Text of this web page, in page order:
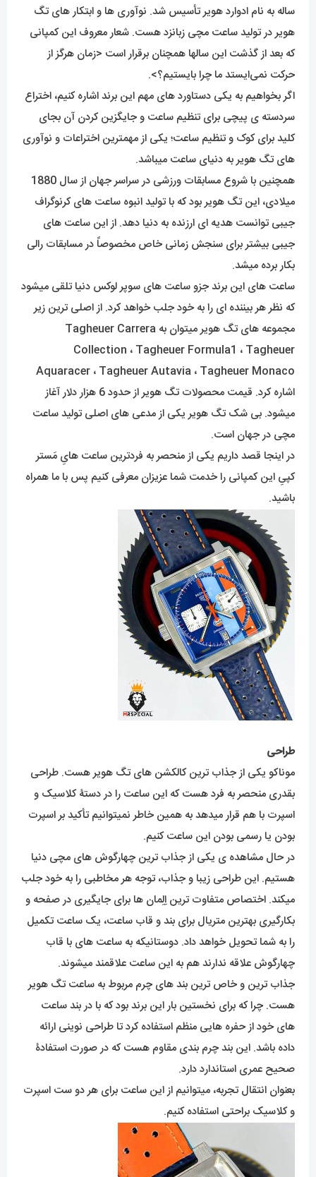
ساله به نام ادوارد هویر تأسیس شد. نوآوری ها و ابتکار های تگ
هویر در تولید ساعت مچی زبانزد هست. شعار معروف این کمپانی
که بعد از گذشت این سالها همچنان برقرار است <زمان هرگز از
حرکت نمی‌ایستد ما چرا بایستیم؟>.
اگر بخواهیم به یکی دستاورد های مهم این برند اشاره کنیم، اختراع
سردسته ی پیچی برای تنظیم ساعت و جایگزین کردن آن بجای
کلید برای کوک و تنظیم ساعت؛ یکی از مهمترین اختراعات و نوآوری
های تگ هویر به دنیای ساعت میباشد.
همچنین با شروع مسابقات ورزشی در سراسر جهان از سال 1880
میلادی، این تگ هویر بود که با تولید انبوه ساعت های کرنوگراف
جیبی توانست هدیه ای ارزنده به دنیا دهد. از این ساعت های
جیبی بیشتر برای سنجش زمانی خاص مخصوصاً در مسابقات رالی
بکار برده میشد.
ساعت های این برند جزو ساعت های سوپر لوکس دنیا تلقی میشود
که نظر هر بیننده ای را به خود جلب خواهد کرد. از اصلی ترین زیر
مجموعه های تگ هویر میتوان به Tagheuer Carrera
Collection ، Tagheuer Formula1 ، Tagheuer
Aquaracer ، Tagheuer Autavia ، Tagheuer Monaco
اشاره کرد. قیمت محصولات تگ هویر از حدود 6 هزار دلار آغاز
میشود. بی شک تگ هویر یکی از مدعی های اصلی تولید ساعت
مچی در جهان است.
در اینجا قصد داریم یکی از منحصر به فردترین ساعت هایِ مَستر
کپیِ این کمپانی را خدمت شما عزیزان معرفی کنیم پس با ما همراه
باشید.
طراحی
موناکو یکی از جذاب ترین کالکشن های تگ هویر هست. طراحی
بقدری منحصر به فرد هست که این ساعت را در دستۀ کلاسیک و
اسپرت با هم قرار میدهد به همین خاطر نمیتوانیم تأکید بر اسپرت
بودن یا رسمی بودن این ساعت کنیم.
در حال مشاهده ی یکی از جذاب ترین چهارگوش های مچی دنیا
هستیم. این طراحی زیبا و جذاب، توجه هر مخاطبی را به خود جلب
میکند. اختصاص متفاوت ترین اِلِمان ها برای جایگیری در صفحه و
بکارگیری بهترین متریال برای بند و قاب ساعت، یک ساعت تکمیل
را به شما تحویل خواهد داد. دوستانیکه به ساعت های با قاب
چهارگوش علاقه ندارند هم به این ساعت علاقمند میشوند.
جذاب ترین و خاص ترین بند های چرم مربوط به ساعت تگ هویر
هست. چرا که برای نخستین بار این برند بود که با در بند ساعت
های خود از حفره هایی منظم استفاده کرد تا طراحی نوینی ارائه
داده باشد. این بند چرم بندی مقاوم هست که در صورت استفادۀ
صحیح عمری استاندارد دارد.
بعنوان انتقال تجربه، میتوانیم از این ساعت برای هر دو ست اسپرت
و کلاسیک براحتی استفاده کنیم.